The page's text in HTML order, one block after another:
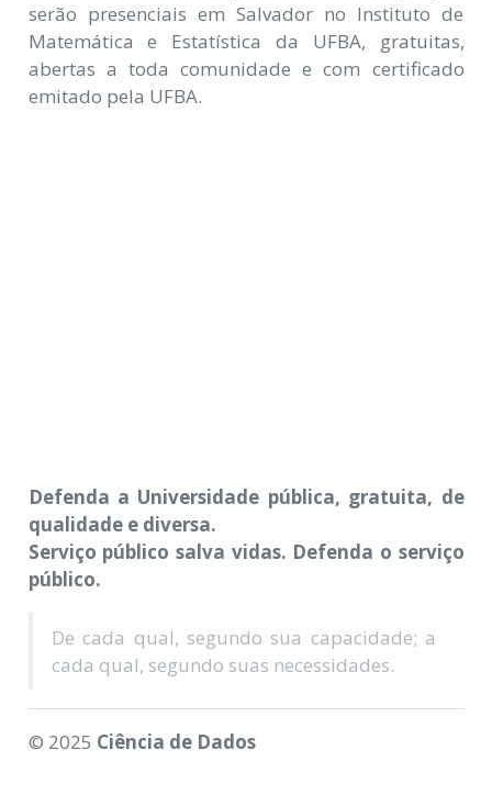
serão presenciais em Salvador no Instituto de
Matemática e Estatística da UFBA, gratuitas,
abertas a toda comunidade e com certificado
emitado pela UFBA.
Defenda a Universidade pública, gratuita, de
qualidade e diversa.
Serviço público salva vidas. Defenda o serviço
público.
De cada qual, segundo sua capacidade; a
cada qual, segundo suas necessidades.
© 2025 Ciência de Dados